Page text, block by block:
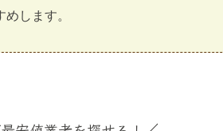
します。